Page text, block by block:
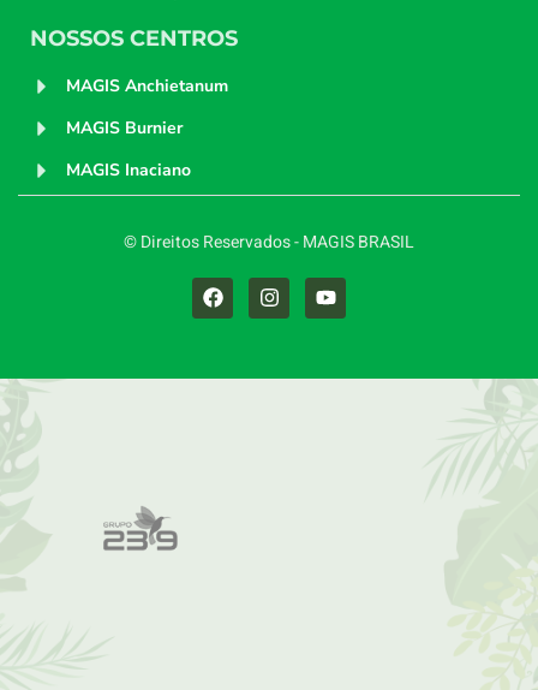
NOSSOS CENTROS
MAGIS Anchietanum
MAGIS Burnier
MAGIS Inaciano
© Direitos Reservados - MAGIS BRASIL